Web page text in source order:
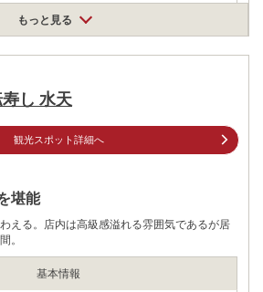
があります。最新の内容はご利用前にご自身でお
が混ざっております。正しい金額はご利用前にご
もっと見る
し 水天
観光スポット詳細へ
堪能
える。店内は高級感溢れる雰囲気であるが居
。
基本情報